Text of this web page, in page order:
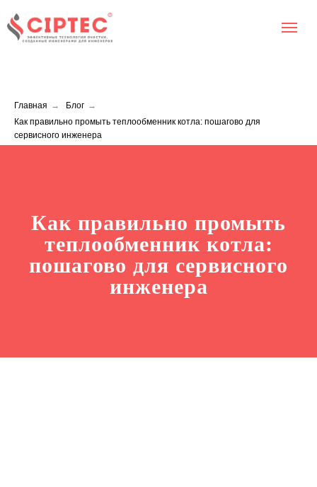
Главная → Блог →
Как правильно промыть теплообменник котла: пошагово для
сервисного инженера
Как правильно промыть
теплообменник котла:
пошагово для сервисного
инженера